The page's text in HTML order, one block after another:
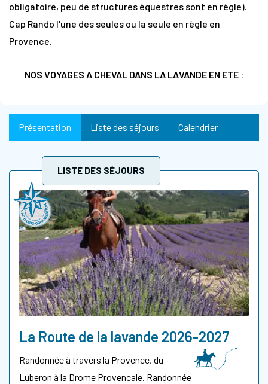
obligatoire, peu de structures équestres sont en règle).
Cap Rando l'une des seules ou la seule en règle en
Provence.
NOS VOYAGES A CHEVAL DANS LA LAVANDE EN ETE :
Présentation Liste des séjours Calendrier
LISTE DES SÉJOURS
La Route de la lavande 2026-2027
Randonnée à travers la Provence, du
Luberon à la Drome Provencale. Randonnée